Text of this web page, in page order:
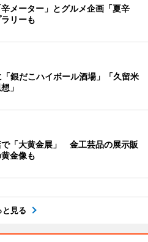
メーター」とグルメ企画「夏辛
リーも
銀だこハイボール酒場」「久留米
」
「大黄金展」 金工芸品の展示販
金像も
と見る